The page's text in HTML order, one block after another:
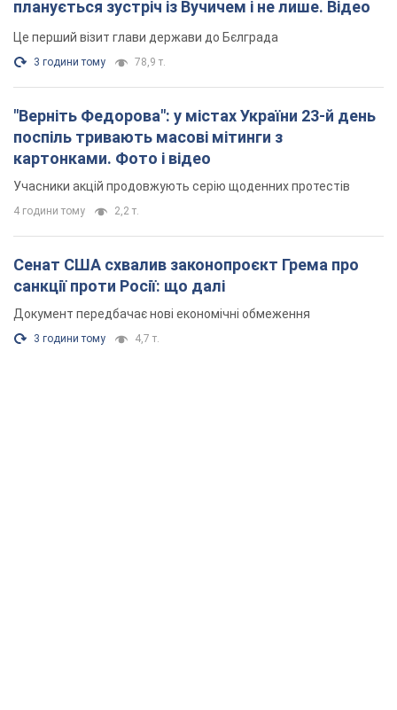
планується зустріч із Вучичем і не лише. Відео
Це перший візит глави держави до Бєлграда
3 години тому 78,9 т.
"Верніть Федорова": у містах України 23-й день
поспіль тривають масові мітинги з
картонками. Фото і відео
Учасники акцій продовжують серію щоденних протестів
4 години тому 2,2 т.
Сенат США схвалив законопроєкт Грема про
санкції проти Росії: що далі
Документ передбачає нові економічні обмеження
3 години тому 4,7 т.